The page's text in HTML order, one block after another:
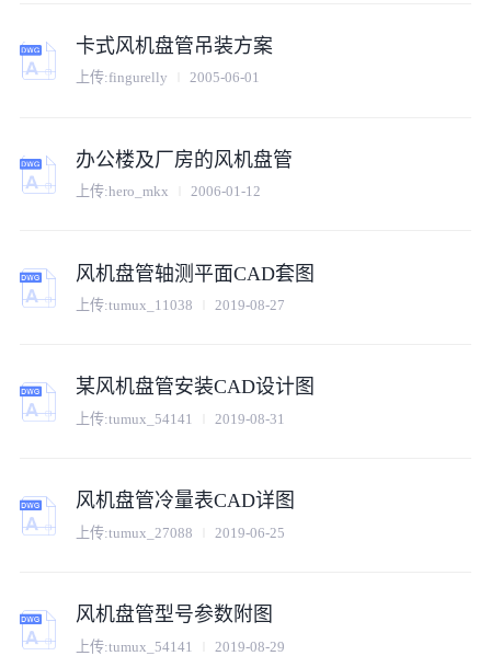
卡式风机盘管吊装方案
上传:fingurelly 2005-06-01
办公楼及厂房的风机盘管
上传:hero_mkx 2006-01-12
风机盘管轴测平面CAD套图
上传:tumux_11038 2019-08-27
某风机盘管安装CAD设计图
上传:tumux_54141 2019-08-31
风机盘管冷量表CAD详图
上传:tumux_27088 2019-06-25
风机盘管型号参数附图
上传:tumux_54141 2019-08-29